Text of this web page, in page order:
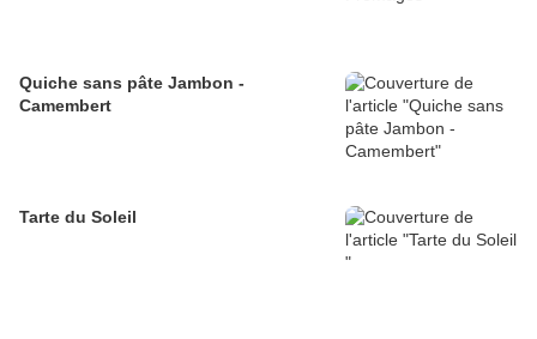
Quiche sans pâte Jambon -
Camembert
Tarte du Soleil